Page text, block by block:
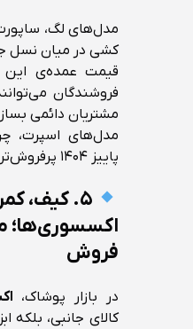
مدل‌های لگ،
کشی در میان نسل
قیمت عمده‌ی این
فروشندگان
مشتریان دائمی
مدل‌های اسپرت،
پاییز ۱۴۰۴ پرفروش‌تر پیش‌بینی می‌شوند.
۵. کیف،
اکسسوری‌ها؛
فروش
در بازار پوشاک،
کالای جانبی، بلکه